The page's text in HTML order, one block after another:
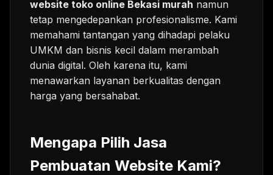
website toko online Bekasi murah namun
tetap mengedepankan profesionalisme. Kami
memahami tantangan yang dihadapi pelaku
UMKM dan bisnis kecil dalam merambah
dunia digital. Oleh karena itu, kami
menawarkan layanan berkualitas dengan
harga yang bersahabat.
Mengapa Pilih Jasa
Pembuatan Website Kami?